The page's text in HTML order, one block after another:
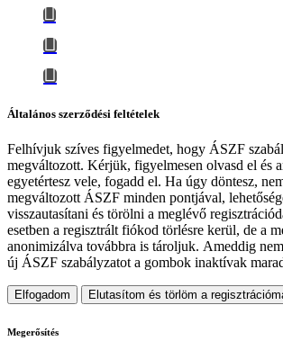
Általános szerződési feltételek
Felhívjuk szíves figyelmedet, hogy ÁSZF
megváltozott. Kérjük, figyelmesen olvasd el és
egyetértesz vele, fogadd el. Ha úgy döntesz,
megváltozott ÁSZF minden pontjával,
visszautasítani és törölni a meglévő
esetben a regisztrált fiókod törlésre kerül, de a
anonimizálva továbbra is tároljuk. Ameddig
új ÁSZF szabályzatot a gombok inaktívak
Elfogadom Elutasítom és törlöm a
Megerősítés